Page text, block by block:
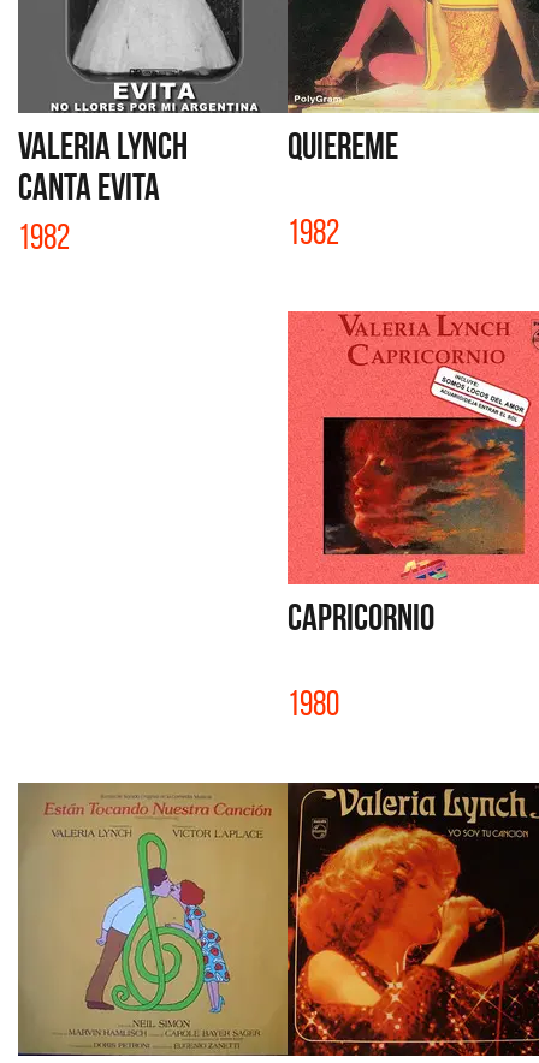
VALERIA LYNCH
CANTA EVITA
1982
QUIEREME
1982
CAPRICORNIO
1980